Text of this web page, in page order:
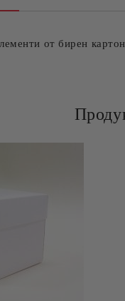
от бирен